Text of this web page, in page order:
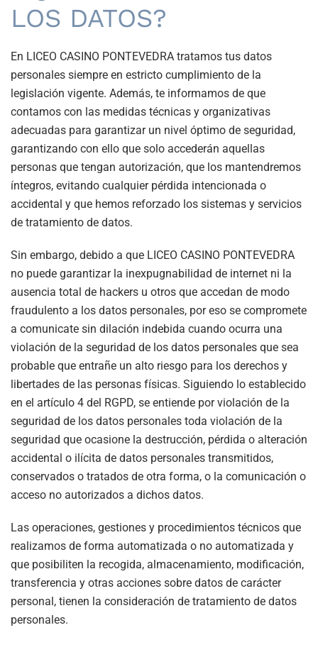
LOS DATOS?
En LICEO CASINO PONTEVEDRA tratamos tus datos
personales siempre en estricto cumplimiento de la
legislación vigente. Además, te informamos de que
contamos con las medidas técnicas y organizativas
adecuadas para garantizar un nivel óptimo de seguridad,
garantizando con ello que solo accederán aquellas
personas que tengan autorización, que los mantendremos
íntegros, evitando cualquier pérdida intencionada o
accidental y que hemos reforzado los sistemas y servicios
de tratamiento de datos.
Sin embargo, debido a que LICEO CASINO PONTEVEDRA
no puede garantizar la inexpugnabilidad de internet ni la
ausencia total de hackers u otros que accedan de modo
fraudulento a los datos personales, por eso se compromete
a comunicate sin dilación indebida cuando ocurra una
violación de la seguridad de los datos personales que sea
probable que entrañe un alto riesgo para los derechos y
libertades de las personas físicas. Siguiendo lo establecido
en el artículo 4 del RGPD, se entiende por violación de la
seguridad de los datos personales toda violación de la
seguridad que ocasione la destrucción, pérdida o alteración
accidental o ilícita de datos personales transmitidos,
conservados o tratados de otra forma, o la comunicación o
acceso no autorizados a dichos datos.
Las operaciones, gestiones y procedimientos técnicos que
realizamos de forma automatizada o no automatizada y
que posibiliten la recogida, almacenamiento, modificación,
transferencia y otras acciones sobre datos de carácter
personal, tienen la consideración de tratamiento de datos
personales.